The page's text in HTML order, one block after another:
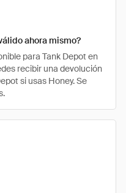
ahora mismo?
para Tank Depot en
recibir una devolución
si usas Honey. Se